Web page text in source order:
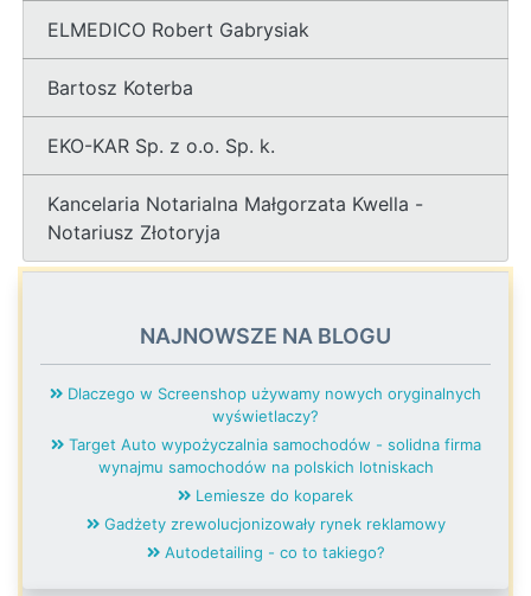
ELMEDICO Robert Gabrysiak
Bartosz Koterba
EKO-KAR Sp. z o.o. Sp. k.
Kancelaria Notarialna Małgorzata Kwella -
Notariusz Złotoryja
NAJNOWSZE NA BLOGU
Dlaczego w Screenshop używamy nowych oryginalnych
wyświetlaczy?
Target Auto wypożyczalnia samochodów - solidna firma
wynajmu samochodów na polskich lotniskach
Lemiesze do koparek
Gadżety zrewolucjonizowały rynek reklamowy
Autodetailing - co to takiego?